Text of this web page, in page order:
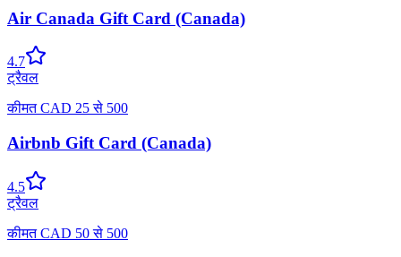
Air Canada Gift Card (Canada)
4.7
ट्रैवल
कीमत CAD 25 से 500
Airbnb Gift Card (Canada)
4.5
ट्रैवल
कीमत CAD 50 से 500